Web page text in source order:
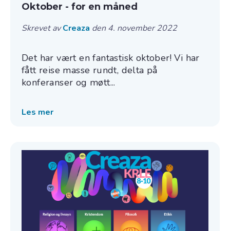
Oktober - for en måned
Skrevet avCreaza den 4. november 2022
Det har vært en fantastisk oktober! Vi har
fått reise masse rundt, delta på
konferanser og møtt...
Les mer